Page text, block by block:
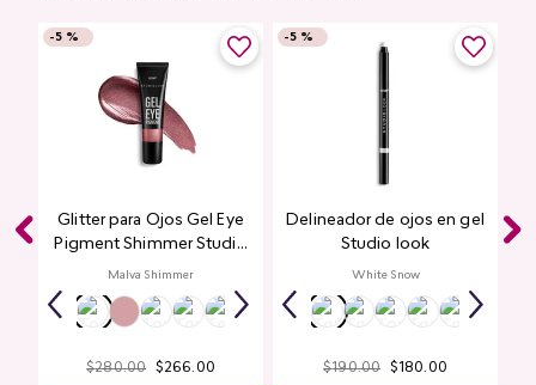
-5 %
Glitter para Ojos Gel Eye
Pigment Shimmer Studio
Look
Malva Shimmer
$280.00 $266.00
-5 %
Delineador de ojos en gel
Studio look
White Snow
$190.00 $180.00